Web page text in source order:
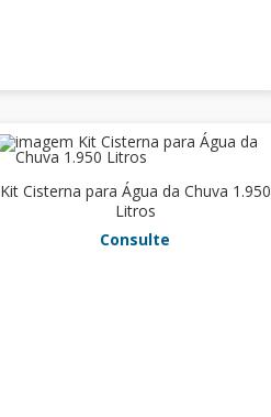
Kit Cisterna para Água da Chuva 1.950
Litros
Consulte